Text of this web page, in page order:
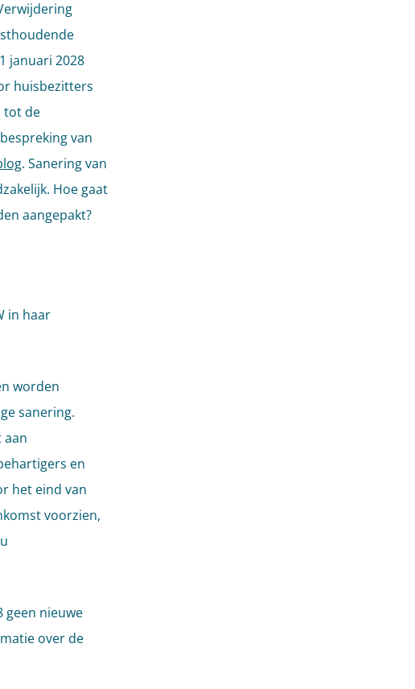
januari 2028
huisbezitters
tot de
van
. Sanering van
Hoe gaat
aangepakt?
in haar
worden
sanering.
aan
en
het eind van
voorzien,
geen nieuwe
over de